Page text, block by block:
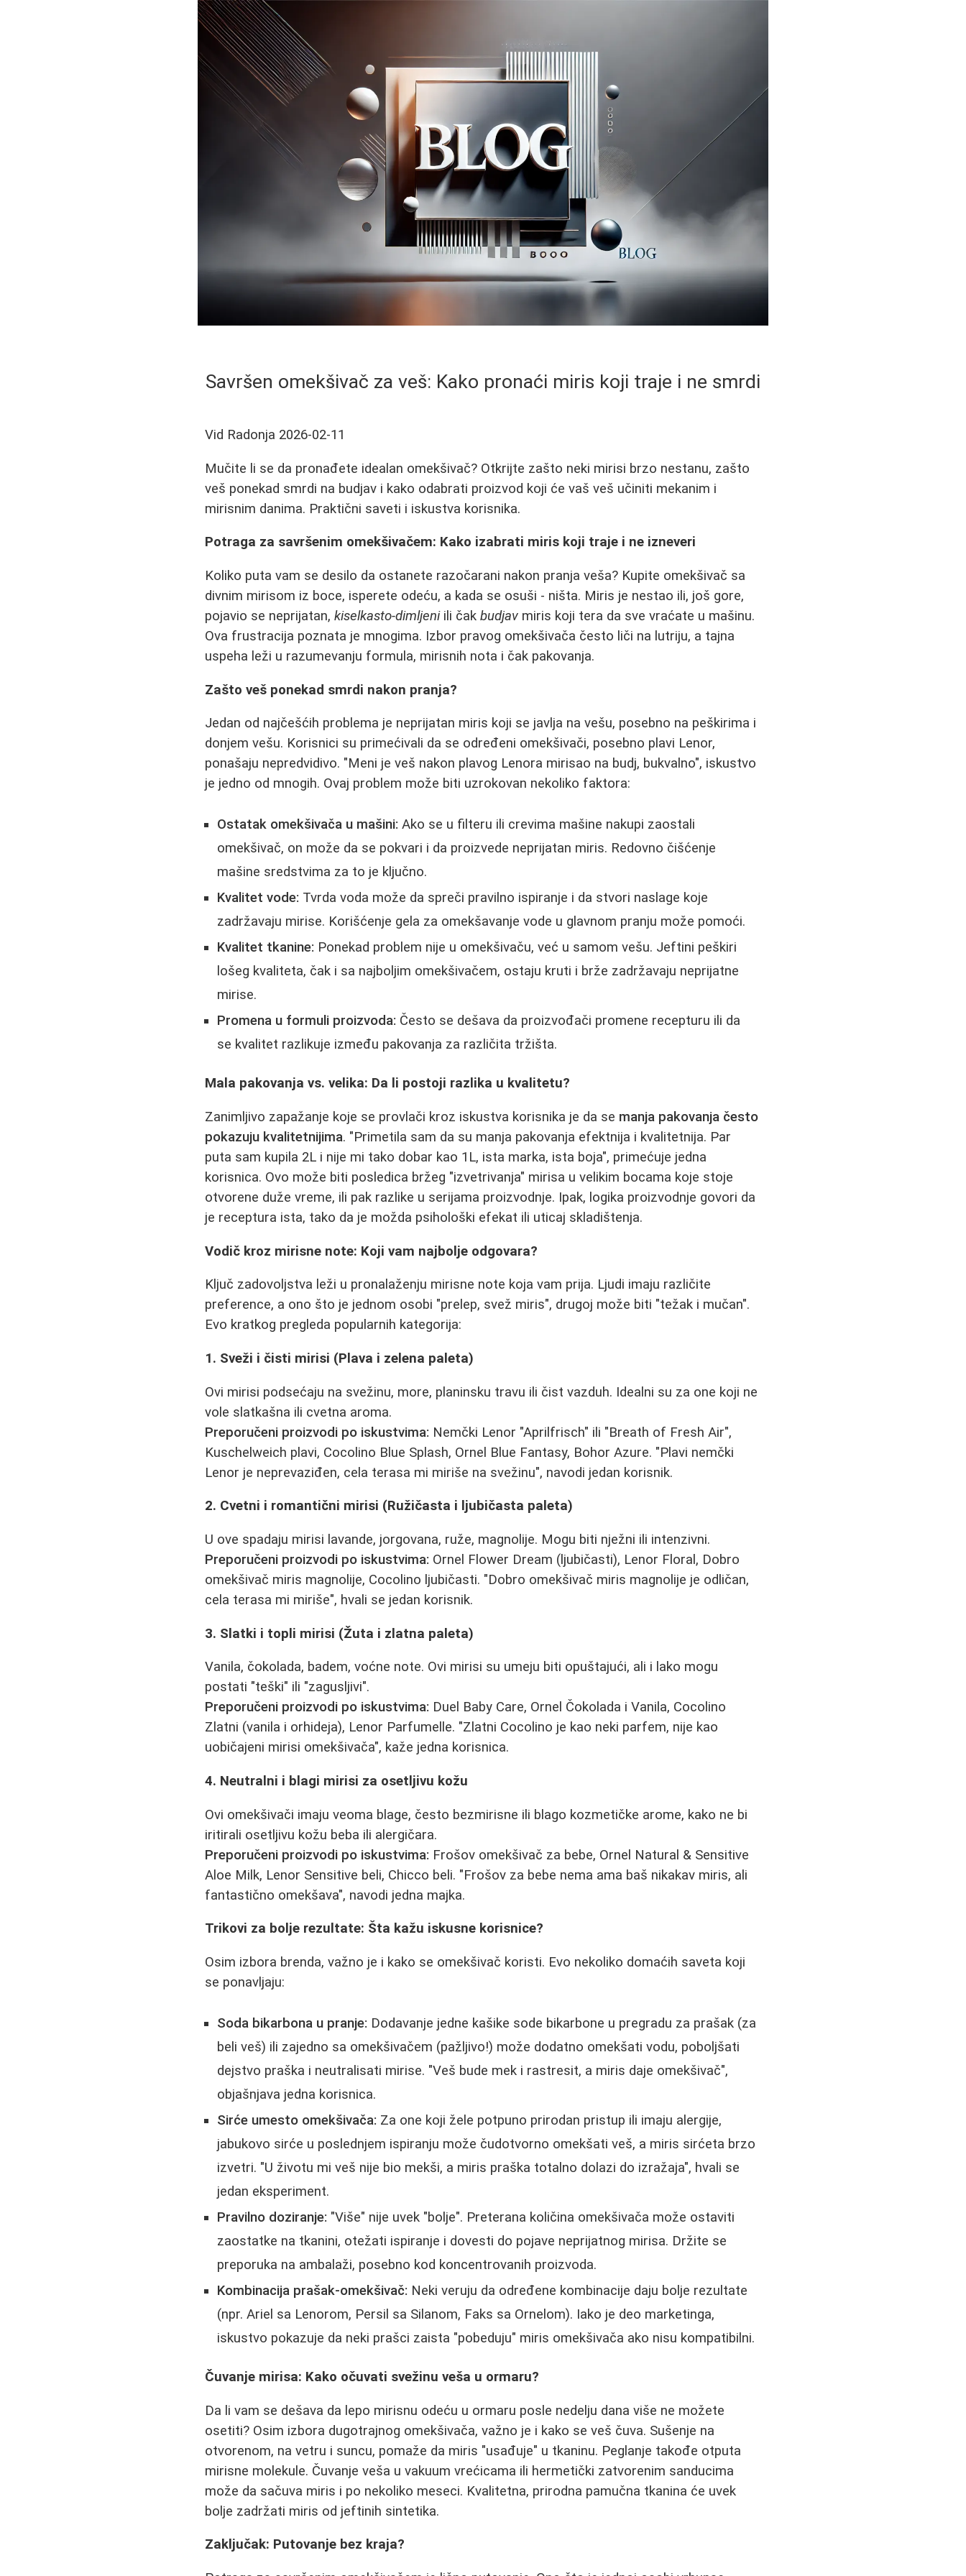
Savršen omekšivač za veš: Kako pronaći miris koji traje i ne smrdi
Vid Radonja 2026-02-11
Mučite li se da pronađete idealan omekšivač? Otkrijte zašto neki mirisi brzo nestanu, zašto
veš ponekad smrdi na budjav i kako odabrati proizvod koji će vaš veš učiniti mekanim i
mirisnim danima. Praktični saveti i iskustva korisnika.
Potraga za savršenim omekšivačem: Kako izabrati miris koji traje i ne izneveri
Koliko puta vam se desilo da ostanete razočarani nakon pranja veša? Kupite omekšivač sa
divnim mirisom iz boce, isperete odeću, a kada se osuši - ništa. Miris je nestao ili, još gore,
pojavio se neprijatan,kiselkasto-dimljeniili čakbudjav miris koji tera da sve vraćate u mašinu.
Ova frustracija poznata je mnogima. Izbor pravog omekšivača često liči na lutriju, a tajna
uspeha leži u razumevanju formula, mirisnih nota i čak pakovanja.
Zašto veš ponekad smrdi nakon pranja?
Jedan od najčešćih problema je neprijatan miris koji se javlja na vešu, posebno na peškirima i
donjem vešu. Korisnici su primećivali da se određeni omekšivači, posebno plavi Lenor,
ponašaju nepredvidivo. "Meni je veš nakon plavog Lenora mirisao na budj, bukvalno", iskustvo
je jedno od mnogih. Ovaj problem može biti uzrokovan nekoliko faktora:
Ostatak omekšivača u mašini: Ako se u filteru ili crevima mašine nakupi zaostali
omekšivač, on može da se pokvari i da proizvede neprijatan miris. Redovno čišćenje
mašine sredstvima za to je ključno.
Kvalitet vode: Tvrda voda može da spreči pravilno ispiranje i da stvori naslage koje
zadržavaju mirise. Korišćenje gela za omekšavanje vode u glavnom pranju može pomoći.
Kvalitet tkanine: Ponekad problem nije u omekšivaču, već u samom vešu. Jeftini peškiri
lošeg kvaliteta, čak i sa najboljim omekšivačem, ostaju kruti i brže zadržavaju neprijatne
mirise.
Promena u formuli proizvoda: Često se dešava da proizvođači promene recepturu ili da
se kvalitet razlikuje između pakovanja za različita tržišta.
Mala pakovanja vs. velika: Da li postoji razlika u kvalitetu?
Zanimljivo zapažanje koje se provlači kroz iskustva korisnika je da se manja pakovanja često
pokazuju kvalitetnijima. "Primetila sam da su manja pakovanja efektnija i kvalitetnija. Par
puta sam kupila 2L i nije mi tako dobar kao 1L, ista marka, ista boja", primećuje jedna
korisnica. Ovo može biti posledica bržeg "izvetrivanja" mirisa u velikim bocama koje stoje
otvorene duže vreme, ili pak razlike u serijama proizvodnje. Ipak, logika proizvodnje govori da
je receptura ista, tako da je možda psihološki efekat ili uticaj skladištenja.
Vodič kroz mirisne note: Koji vam najbolje odgovara?
Ključ zadovoljstva leži u pronalaženju mirisne note koja vam prija. Ljudi imaju različite
preference, a ono što je jednom osobi "prelep, svež miris", drugoj može biti "težak i mučan".
Evo kratkog pregleda popularnih kategorija:
1. Sveži i čisti mirisi (Plava i zelena paleta)
Ovi mirisi podsećaju na svežinu, more, planinsku travu ili čist vazduh. Idealni su za one koji ne
vole slatkašna ili cvetna aroma.
Preporučeni proizvodi po iskustvima: Nemčki Lenor "Aprilfrisch" ili "Breath of Fresh Air",
Kuschelweich plavi, Cocolino Blue Splash, Ornel Blue Fantasy, Bohor Azure. "Plavi nemčki
Lenor je neprevaziđen, cela terasa mi miriše na svežinu", navodi jedan korisnik.
2. Cvetni i romantični mirisi (Ružičasta i ljubičasta paleta)
U ove spadaju mirisi lavande, jorgovana, ruže, magnolije. Mogu biti nježni ili intenzivni.
Preporučeni proizvodi po iskustvima: Ornel Flower Dream (ljubičasti), Lenor Floral, Dobro
omekšivač miris magnolije, Cocolino ljubičasti. "Dobro omekšivač miris magnolije je odličan,
cela terasa mi miriše", hvali se jedan korisnik.
3. Slatki i topli mirisi (Žuta i zlatna paleta)
Vanila, čokolada, badem, voćne note. Ovi mirisi su umeju biti opuštajući, ali i lako mogu
postati "teški" ili "zagusljivi".
Preporučeni proizvodi po iskustvima: Duel Baby Care, Ornel Čokolada i Vanila, Cocolino
Zlatni (vanila i orhideja), Lenor Parfumelle. "Zlatni Cocolino je kao neki parfem, nije kao
uobičajeni mirisi omekšivača", kaže jedna korisnica.
4. Neutralni i blagi mirisi za osetljivu kožu
Ovi omekšivači imaju veoma blage, često bezmirisne ili blago kozmetičke arome, kako ne bi
iritirali osetljivu kožu beba ili alergičara.
Preporučeni proizvodi po iskustvima: Frošov omekšivač za bebe, Ornel Natural & Sensitive
Aloe Milk, Lenor Sensitive beli, Chicco beli. "Frošov za bebe nema ama baš nikakav miris, ali
fantastično omekšava", navodi jedna majka.
Trikovi za bolje rezultate: Šta kažu iskusne korisnice?
Osim izbora brenda, važno je i kako se omekšivač koristi. Evo nekoliko domaćih saveta koji
se ponavljaju:
Soda bikarbona u pranje: Dodavanje jedne kašike sode bikarbone u pregradu za prašak (za
beli veš) ili zajedno sa omekšivačem (pažljivo!) može dodatno omekšati vodu, poboljšati
dejstvo praška i neutralisati mirise. "Veš bude mek i rastresit, a miris daje omekšivač",
objašnjava jedna korisnica.
Sirće umesto omekšivača: Za one koji žele potpuno prirodan pristup ili imaju alergije,
jabukovo sirće u poslednjem ispiranju može čudotvorno omekšati veš, a miris sirćeta brzo
izvetri. "U životu mi veš nije bio mekši, a miris praška totalno dolazi do izražaja", hvali se
jedan eksperiment.
Pravilno doziranje: "Više" nije uvek "bolje". Preterana količina omekšivača može ostaviti
zaostatke na tkanini, otežati ispiranje i dovesti do pojave neprijatnog mirisa. Držite se
preporuka na ambalaži, posebno kod koncentrovanih proizvoda.
Kombinacija prašak-omekšivač: Neki veruju da određene kombinacije daju bolje rezultate
(npr. Ariel sa Lenorom, Persil sa Silanom, Faks sa Ornelom). Iako je deo marketinga,
iskustvo pokazuje da neki prašci zaista "pobeduju" miris omekšivača ako nisu kompatibilni.
Čuvanje mirisa: Kako očuvati svežinu veša u ormaru?
Da li vam se dešava da lepo mirisnu odeću u ormaru posle nedelju dana više ne možete
osetiti? Osim izbora dugotrajnog omekšivača, važno je i kako se veš čuva. Sušenje na
otvorenom, na vetru i suncu, pomaže da miris "usađuje" u tkaninu. Peglanje takođe otputa
mirisne molekule. Čuvanje veša u vakuum vrećicama ili hermetički zatvorenim sanducima
može da sačuva miris i po nekoliko meseci. Kvalitetna, prirodna pamučna tkanina će uvek
bolje zadržati miris od jeftinih sintetika.
Zaključak: Putovanje bez kraja?